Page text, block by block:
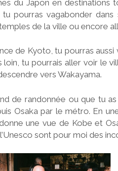
du Japon en destinations
tu pourras vagabonder
de la ville ou encore
de Kyoto, tu pourras
loin, tu pourrais aller voir le
vers Wakayama.
de randonnée ou que tu
Osaka par le métro. En
une vue de Kobe et
sont pour moi des